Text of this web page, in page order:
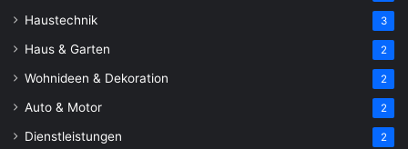
Haustechnik 3
Haus & Garten 2
Wohnideen & Dekoration 2
Auto & Motor 2
Dienstleistungen 2